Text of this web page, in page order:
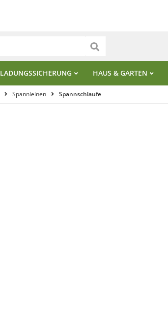
LADUNGSSICHERUNG HAUS & GARTEN
Spannleinen Spannschlaufe